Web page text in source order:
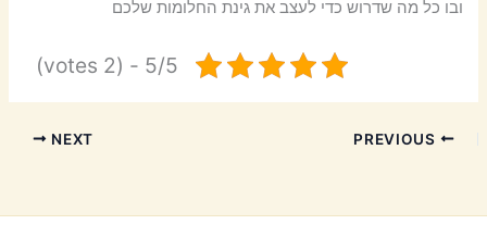
ובו כל מה שדרוש כדי לעצב את גינת החלומות שלכם
5/5 - (2 votes)
NEXT